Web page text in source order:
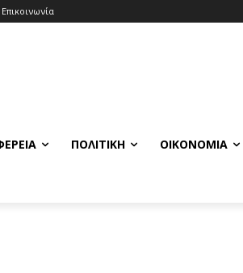
Επικοινωνία
ΠΟΛΙΤΙΚΉ ΟΙΚΟΝΟΜΊΑ